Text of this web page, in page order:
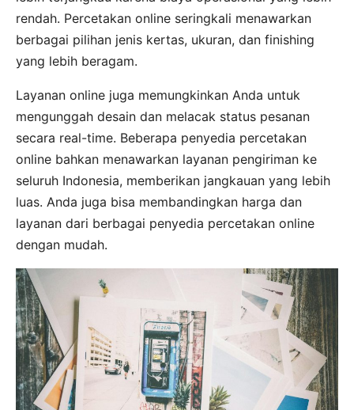
rendah. Percetakan online seringkali menawarkan
berbagai pilihan jenis kertas, ukuran, dan finishing
yang lebih beragam.
Layanan online juga memungkinkan Anda untuk
mengunggah desain dan melacak status pesanan
secara real-time. Beberapa penyedia percetakan
online bahkan menawarkan layanan pengiriman ke
seluruh Indonesia, memberikan jangkauan yang lebih
luas. Anda juga bisa membandingkan harga dan
layanan dari berbagai penyedia percetakan online
dengan mudah.